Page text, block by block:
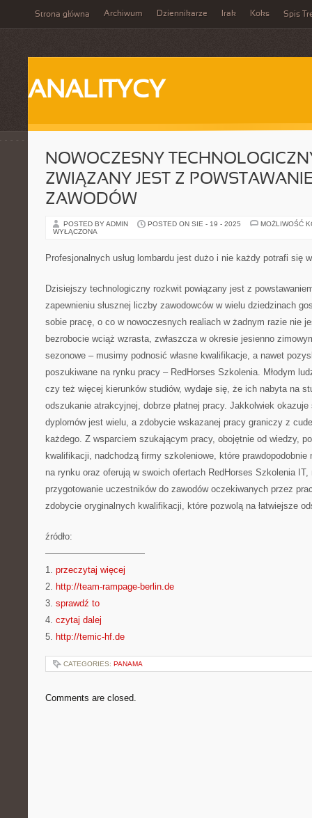
Strona główna Archiwum Dziennikarze Irak Koks Spis
ANALITYCY
NOWOCZESNY
ZWIĄZANY JEST Z
ZAWODÓW
POSTED BY ADMIN POSTED ON SIE - 19 - 2025
MOŻLIWOŚĆ
WYŁĄCZONA
Profesjonalnych usług lombardu jest dużo i nie każdy potrafi się
Dzisiejszy technologiczny rozkwit powiązany jest z
zapewnieniu słusznej liczby zawodowców w wielu dziedzinach
sobie pracę, o co w nowoczesnych realiach w żadnym razie nie
bezrobocie wciąż wzrasta, zwłaszcza w okresie jesienno
sezonowe – musimy podnosić własne kwalifikacje, a nawet
poszukiwane na rynku pracy – RedHorses Szkolenia. Młodym
czy też więcej kierunków studiów, wydaje się, że ich nabyta na
odszukanie atrakcyjnej, dobrze płatnej pracy. Jakkolwiek
dyplomów jest wielu, a zdobycie wskazanej pracy graniczy z
każdego. Z wsparciem szukającym pracy, obojętnie od wiedzy,
kwalifikacji, nadchodzą firmy szkoleniowe, które prawdopodobnie
na rynku oraz oferują w swoich ofertach RedHorses Szkolenia IT,
przygotowanie uczestników do zawodów oczekiwanych przez
zdobycie oryginalnych kwalifikacji, które pozwolą na łatwiejsze
źródło:
———————————
1. przeczytaj więcej
2. http://team-rampage-berlin.de
3. sprawdź to
4. czytaj dalej
5. http://temic-hf.de
CATEGORIES: PANAMA
Comments are closed.